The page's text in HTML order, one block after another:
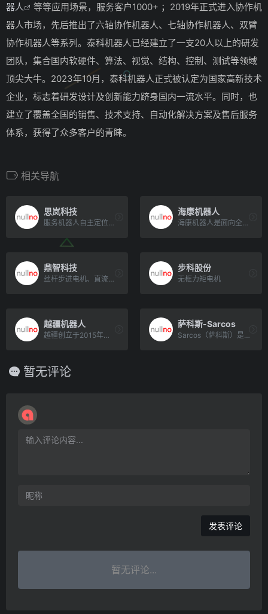
器人
等等应用场景，服务客户1000+ ；2019年正式进入协作机
器人市场，先后推出了六轴协作机器人、七轴协作机器人、双臂
协作机器人等系列。泰科机器人已经建立了一支20人以上的研发
团队，集合国内软硬件、算法、视觉、结构、控制、测试等领域
顶尖大牛。2023年10月，泰科机器人正式被认定为国家高新技术
企业，标志着研发设计及创新能力跻身国内一流水平。同时，也
建立了覆盖全国的销售、技术支持、自动化解决方案及售后服务
体系，获得了众多客户的青睐。
相关导航
思岚科技
服务机器人自主定位导航解决方案的领航者
海康机器人
海康机器人是面向全球的机器视觉和移动机器人产品及解决方案提供商，业务聚焦于工业物联网、智慧物流和智能制造，构建[…]
鼎智科技
丝杆步进电机、直流无刷电机、音圈电机、空心杯等电机
步科股份
无框力矩电机
越疆机器人
越疆创立于2015年，开发出全球首款桌面协作机器人，是首家拥有0.5-20kg负载产品矩阵的机器人企[…]
萨科斯-Sarcos
Sarcos（萨科斯）是一家位于美国犹他州的公司，专注于研发和制造先进的机器人技术。Sarcos的使命是为人类[…]
暂无评论
暂无评论...